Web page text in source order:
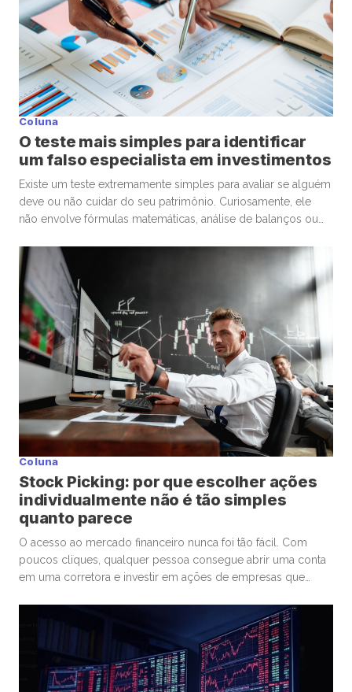
Coluna
O teste mais simples para identificar
um falso especialista em investimentos
Existe um teste extremamente simples para avaliar se alguém
deve ou não cuidar do seu patrimônio. Curiosamente, ele
não envolve fórmulas matemáticas, análise de balanços ou
mais básica: “Se eu precisasse escolher um médico para
uma cirurgia delicada, levaria em conta os mesmos critérios
que estou utilizando […]
Coluna
Stock Picking: por que escolher ações
individualmente não é tão simples
quanto parece
O acesso ao mercado financeiro nunca foi tão fácil. Com
poucos cliques, qualquer pessoa consegue abrir uma conta
em uma corretora e investir em ações de empresas que
democratizou os investimentos e trouxe milhões de novos
participantes para a bolsa. Mas, junto com essa facilidade,
surgiu um comportamento que […]